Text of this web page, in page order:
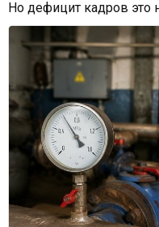
Но дефицит кадров это